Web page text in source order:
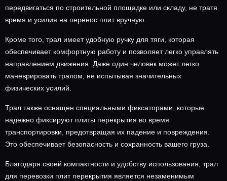
передвигаться по строительной площадке или складу, не тратя
время и усилия на перенос плит вручную.
Кроме того, трал имеет удобную ручку для тяги, которая
обеспечивает комфортную работу и позволяет легко управлять
направлением движения. Даже один человек может легко
маневрировать тралом, не испытывая значительных
физических усилий.
Трал также оснащен специальными фиксаторами, которые
надежно фиксируют плиты перекрытия во время
транспортировки, предотвращая их падение и повреждения.
Это обеспечивает безопасность и сохранность вашего груза.
Благодаря своей компактности и удобству использования, трал
для перевозки плит перекрытия является незаменимым